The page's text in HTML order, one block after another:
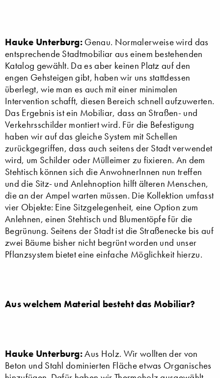
Hauke Unterburg: Genau. Normalerweise wird das
entsprechende Stadtmobiliar aus einem bestehenden
Katalog gewählt. Da es aber keinen Platz auf den
engen Gehsteigen gibt, haben wir uns stattdessen
überlegt, wie man es auch mit einer minimalen
Intervention schafft, diesen Bereich schnell aufzuwerten.
Das Ergebnis ist ein Mobiliar, dass an Straßen- und
Verkehrsschilder montiert wird. Für die Befestigung
haben wir auf das gleiche System mit Schellen
zurückgegriffen, dass auch seitens der Stadt verwendet
wird, um Schilder oder Mülleimer zu fixieren. An dem
Stehtisch können sich die AnwohnerInnen nun treffen
und die Sitz- und Anlehnoption hilft älteren Menschen,
die an der Ampel warten müssen. Die Kollektion umfasst
vier Objekte: Eine Sitzgelegenheit, eine Option zum
Anlehnen, einen Stehtisch und Blumentöpfe für die
Begrünung. Seitens der Stadt ist die Straßenecke bis auf
zwei Bäume bisher nicht begrünt worden und unser
Pflanzsystem bietet eine einfache Möglichkeit hierzu.
Aus welchem Material besteht das Mobiliar?
Hauke Unterburg:Aus Holz. Wir wollten der von
Beton und Stahl dominierten Fläche etwas Organisches